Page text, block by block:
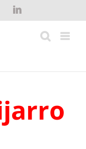
FacebookLinkedIn